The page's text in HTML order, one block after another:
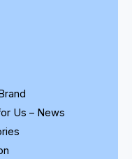
Us – News